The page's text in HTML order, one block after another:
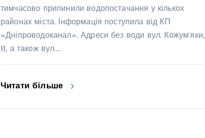
тимчасово припинили водопостачання у кількох
районах міста. Інформація поступила від КП
«Дніпроводоканал». Адреси без води вул. Кожум’яки,
11, а також вул.…
Читати більше